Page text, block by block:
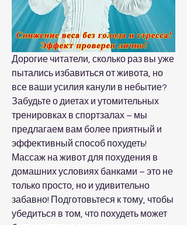
Дорогие читатели, сколько раз вы уже
пытались избавиться от живота, но
все ваши усилия канули в небытие?
Забудьте о диетах и утомительных
тренировках в спортзалах – мы
предлагаем вам более приятный и
эффективный способ похудеть!
Массаж на живот для похудения в
домашних условиях банками – это не
только просто, но и удивительно
забавно! Подготовьтеся к тому, чтобы
убедиться в том, что похудеть может